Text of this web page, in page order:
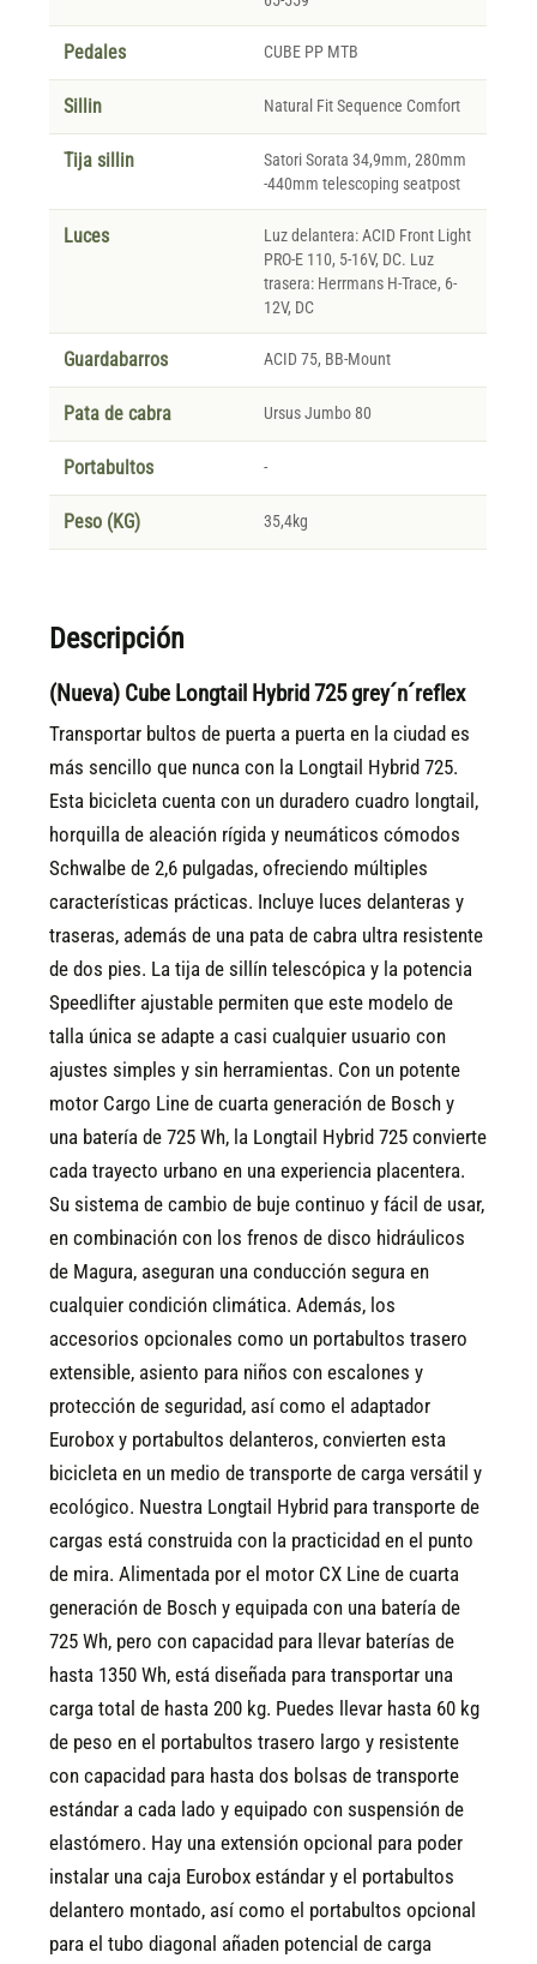
Pedales CUBE PP MTB
Sillin Natural Fit Sequence Comfort
Tija sillin
Satori Sorata 34,9mm, 280mm
-440mm telescoping seatpost
Luces
Luz delantera: ACID Front Light
PRO-E 110, 5-16V, DC. Luz
trasera: Herrmans H-Trace, 6-
12V, DC
Guardabarros ACID 75, BB-Mount
Pata de cabra Ursus Jumbo 80
Portabultos -
Peso (KG) 35,4kg
Descripción
(Nueva) Cube Longtail Hybrid 725 grey´n´reflex
Transportar bultos de puerta a puerta en la ciudad es
más sencillo que nunca con la Longtail Hybrid 725.
Esta bicicleta cuenta con un duradero cuadro longtail,
horquilla de aleación rígida y neumáticos cómodos
Schwalbe de 2,6 pulgadas, ofreciendo múltiples
características prácticas. Incluye luces delanteras y
traseras, además de una pata de cabra ultra resistente
de dos pies. La tija de sillín telescópica y la potencia
Speedlifter ajustable permiten que este modelo de
talla única se adapte a casi cualquier usuario con
ajustes simples y sin herramientas. Con un potente
motor Cargo Line de cuarta generación de Bosch y
una batería de 725 Wh, la Longtail Hybrid 725 convierte
cada trayecto urbano en una experiencia placentera.
Su sistema de cambio de buje continuo y fácil de usar,
en combinación con los frenos de disco hidráulicos
de Magura, aseguran una conducción segura en
cualquier condición climática. Además, los
accesorios opcionales como un portabultos trasero
extensible, asiento para niños con escalones y
protección de seguridad, así como el adaptador
Eurobox y portabultos delanteros, convierten esta
bicicleta en un medio de transporte de carga versátil y
ecológico. Nuestra Longtail Hybrid para transporte de
cargas está construida con la practicidad en el punto
de mira. Alimentada por el motor CX Line de cuarta
generación de Bosch y equipada con una batería de
725 Wh, pero con capacidad para llevar baterías de
hasta 1350 Wh, está diseñada para transportar una
carga total de hasta 200 kg. Puedes llevar hasta 60 kg
de peso en el portabultos trasero largo y resistente
con capacidad para hasta dos bolsas de transporte
estándar a cada lado y equipado con suspensión de
elastómero. Hay una extensión opcional para poder
instalar una caja Eurobox estándar y el portabultos
delantero montado, así como el portabultos opcional
para el tubo diagonal añaden potencial de carga